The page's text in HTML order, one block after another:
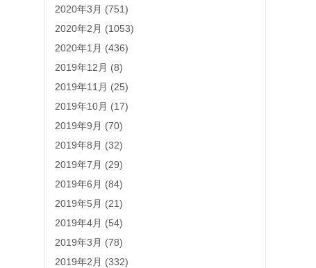
2020年3月 (751)
2020年2月 (1053)
2020年1月 (436)
2019年12月 (8)
2019年11月 (25)
2019年10月 (17)
2019年9月 (70)
2019年8月 (32)
2019年7月 (29)
2019年6月 (84)
2019年5月 (21)
2019年4月 (54)
2019年3月 (78)
2019年2月 (332)